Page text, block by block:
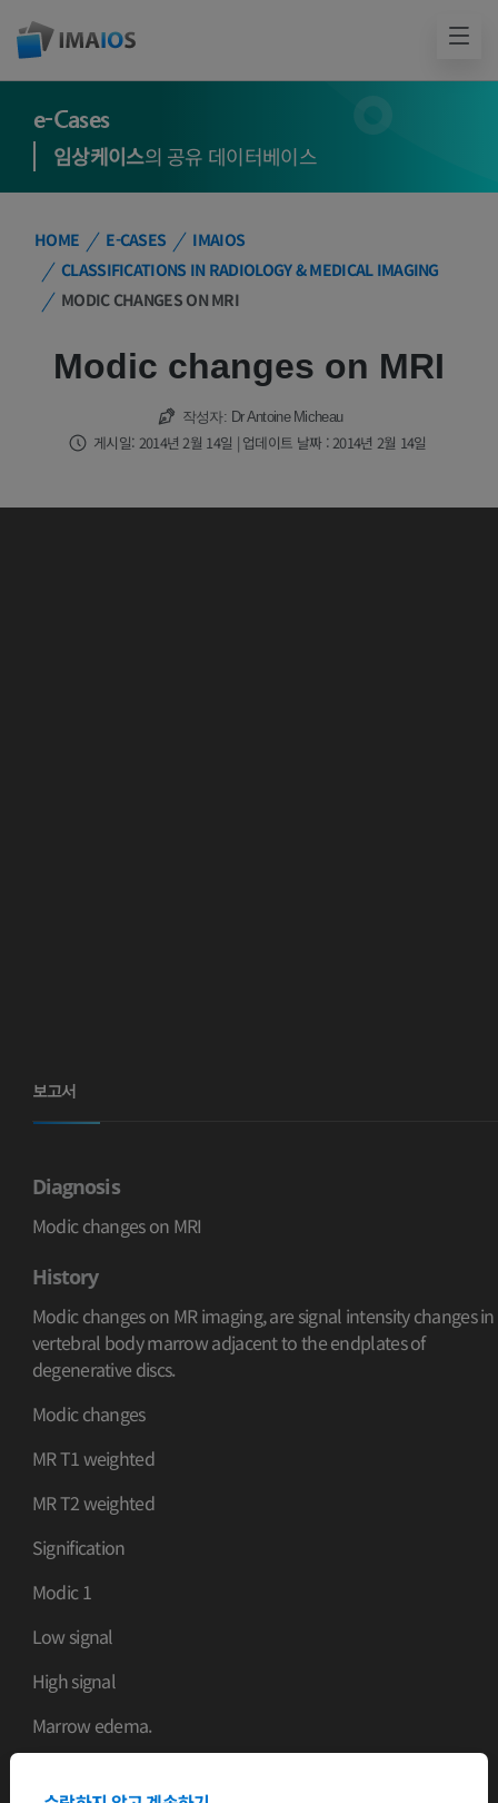
e-Cases
임상케이스의 공유 데이터베이스
HOME E-CASES
IMAIOS
CLASSIFICATIONS IN RADIOLOGY & MEDICAL IMAGING
MODIC CHANGES ON MRI
Modic changes on MRI
작성자: Dr Antoine Micheau
게시일: 2014년 2월 14일 | 업데이트 날짜 : 2014년 2월 14일
보고서
Diagnosis
Modic changes on MRI
History
Modic changes on MR imaging, are signal intensity changes in
vertebral body marrow adjacent to the endplates of
degenerative discs.
Modic changes
MR T1 weighted
MR T2 weighted
Signification
Modic 1
Low signal
High signal
Marrow edema.